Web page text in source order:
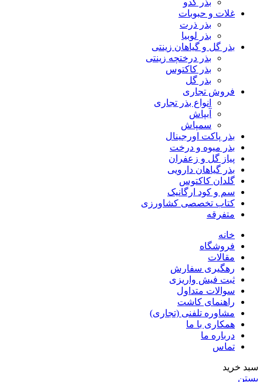
بذر کدو
غلات و حبوبات
بذر ذرت
بذر لوبیا
بذر گل و گیاهان زینتی
بذر درختچه زینتی
بذر کاکتوس
بذر گل
فروش تجاری
انواع بذر تجاری
آبپاش
سمپاش
بذر پاکت اورجینال
بذر میوه و درخت
پیاز گل و زعفران
بذر گیاهان دارویی
گلدان کاکتوس
سم و کود ارگانیک
کتاب تخصصی کشاورزی
متفرقه
خانه
فروشگاه
مقالات
رهگیری سفارش
ثبت فیش واریزی
سوالات متداول
راهنمای کاشت
مشاوره تلفنی (تجاری)
همکاری با ما
درباره ما
تماس
سبد خرید
بستن